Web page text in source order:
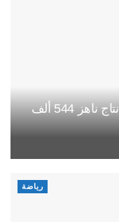
شمندر دكالة يسجل موسما قياسيا بإنتاج ناهز 544 ألف
رياضة